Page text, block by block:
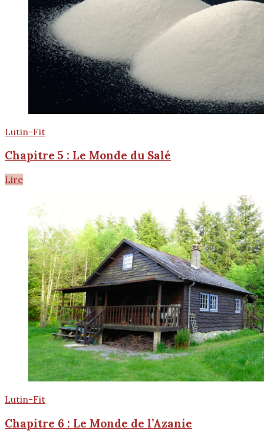
Lutin-Fit
Chapitre 5 : Le Monde du Salé
Lire
Lutin-Fit
Chapitre 6 : Le Monde de l’Azanie